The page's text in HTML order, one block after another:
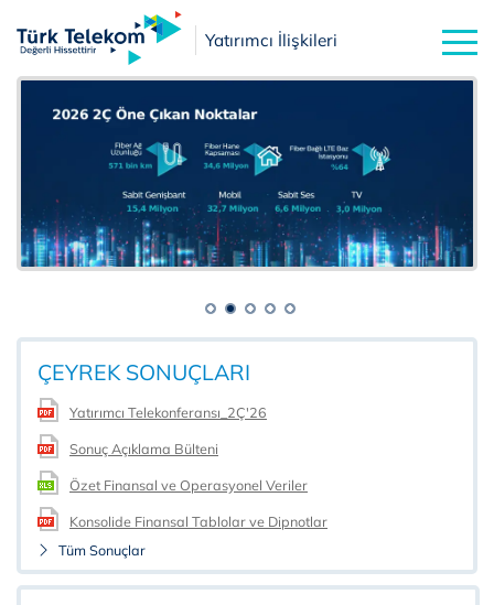
Yatırımcı İlişkileri
ÇEYREK SONUÇLARI
Yatırımcı Telekonferansı_2Ç'26
Sonuç Açıklama Bülteni
Özet Finansal ve Operasyonel Veriler
Konsolide Finansal Tablolar ve Dipnotlar
Tüm Sonuçlar